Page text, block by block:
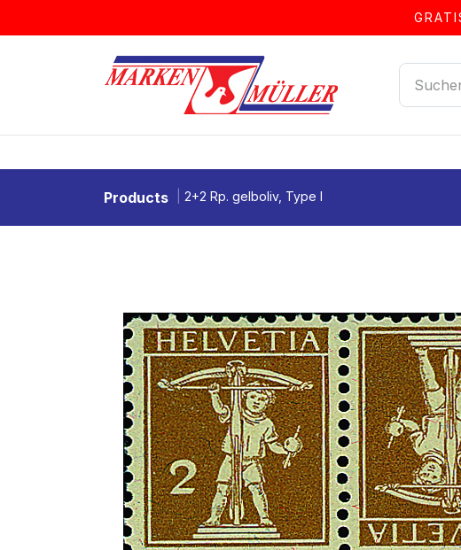
Products 2+2 Rp. gelboliv, Type I